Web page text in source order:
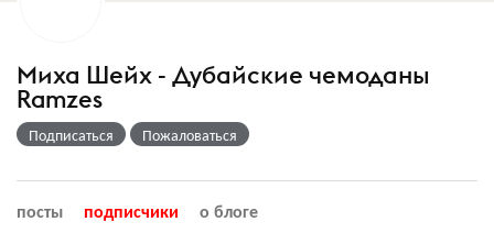
Миха Шейх - Дубайские чемоданы
Ramzes
Подписаться Пожаловаться
посты подписчики о блоге